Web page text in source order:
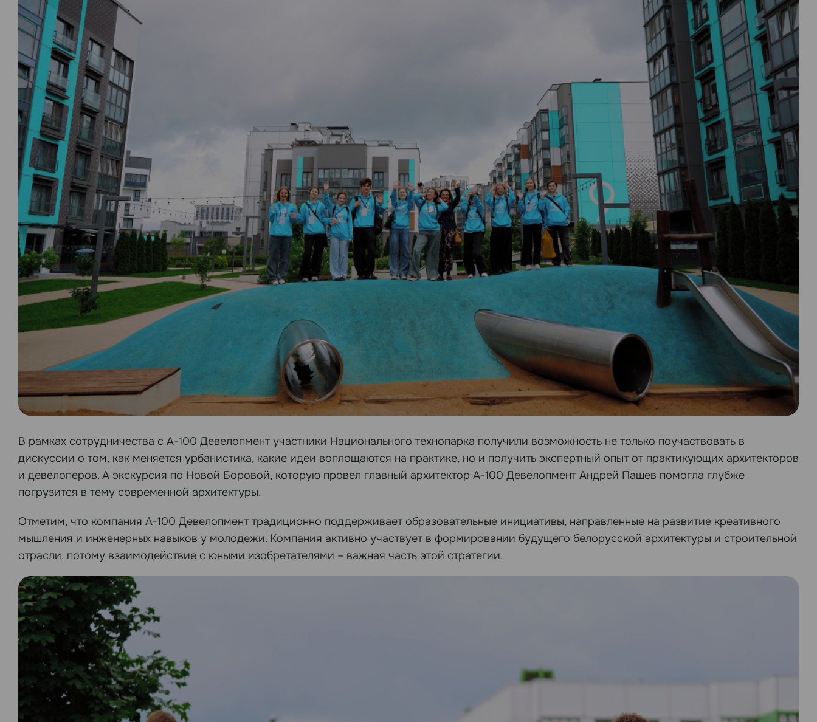
В рамках сотрудничества с А-100 Девелопмент участники Национального технопарка получили возможность не только поучаствовать в
дискуссии о том, как меняется урбанистика, какие идеи воплощаются на практике, но и получить экспертный опыт от практикующих архитекторов
и девелоперов. А экскурсия по Новой Боровой, которую провел главный архитектор А-100 Девелопмент Андрей Пашев помогла глубже
погрузится в тему современной архитектуры.
Отметим, что компания А-100 Девелопмент традиционно поддерживает образовательные инициативы, направленные на развитие креативного
мышления и инженерных навыков у молодежи. Компания активно участвует в формировании будущего белорусской архитектуры и строительной
отрасли, потому взаимодействие с юными изобретателями – важная часть этой стратегии.